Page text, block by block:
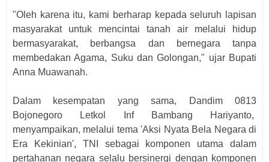
"Oleh karena itu, kami berharap kepada seluruh lapisan
masyarakat untuk mencintai tanah air melalui hidup
bermasyarakat, berbangsa dan bernegara tanpa
membedakan Agama, Suku dan Golongan," ujar Bupati
Anna Muawanah.
Dalam kesempatan yang sama, Dandim 0813
Bojonegoro Letkol Inf Bambang Hariyanto,
menyampaikan, melalui tema 'Aksi Nyata Bela Negara di
Era Kekinian', TNI sebagai komponen utama dalam
pertahanan negara selalu bersinergi dengan komponen